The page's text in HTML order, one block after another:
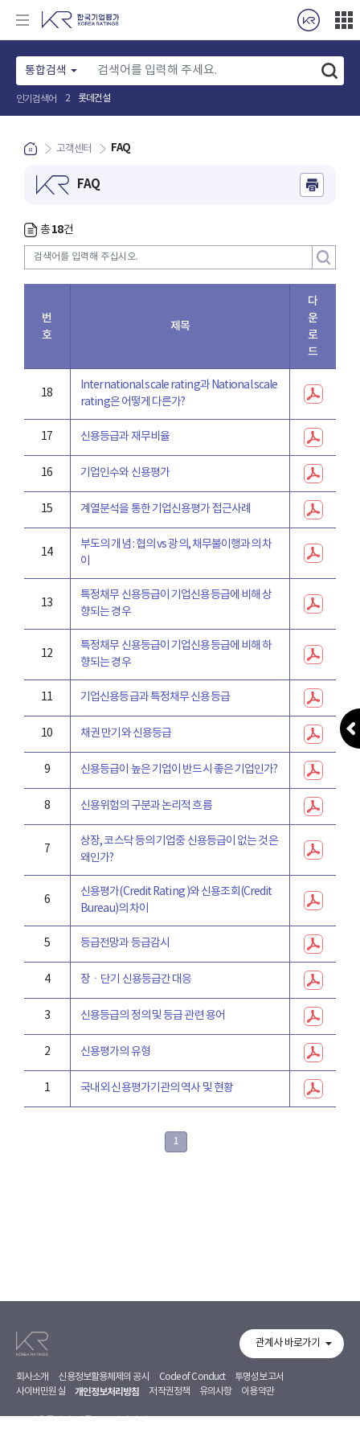
통합검색
인기검색어 2 롯데건설
고객센터 FAQ
FAQ
총18건
번
호
제목
다
운
로
드
18
International scale rating과 National scale
rating은 어떻게 다른가?
17 신용등급과 재무비율
16 기업인수와 신용평가
15 계열분석을 통한 기업신용평가 접근사례
14
부도의 개념 : 협의 vs 광의, 채무불이행과의 차
이
13
특정채무 신용등급이 기업신용등급에 비해 상
향되는 경우
12
특정채무 신용등급이 기업신용등급에 비해 하
향되는 경우
11 기업신용등급과 특정채무 신용등급
10 채권 만기와 신용등급
9 신용등급이 높은 기업이 반드시 좋은 기업인가?
8 신용위험의 구분과 논리적 흐름
7
상장, 코스닥 등의 기업중 신용등급이 없는 것은
왜인가?
6
신용평가(Credit Rating )와 신용조회(Credit
Bureau)의 차이
5 등급전망과 등급감시
4 장ㆍ단기 신용등급간 대응
3 신용등급의 정의 및 등급 관련 용어
2 신용평가의 유형
1 국내외 신용평가기관의 역사 및 현황
1
회사소개 신용정보활용체제의 공시 Code of Conduct
투명성보고서
사이버민원실
개인정보처리방침 저작권정책 유의사항 이용약관
관계사 바로가기